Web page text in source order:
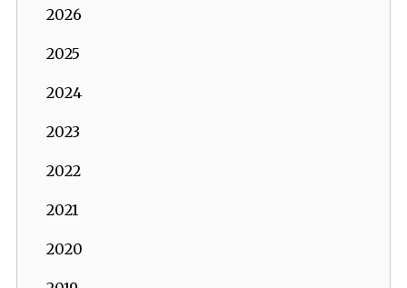
2026
2025
2024
2023
2022
2021
2020